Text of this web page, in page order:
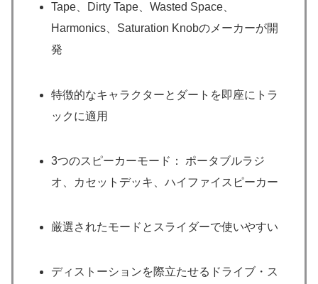
Tape、Dirty Tape、Wasted Space、
Harmonics、Saturation Knobのメーカーが開
発
特徴的なキャラクターとダートを即座にトラ
ックに適用
3つのスピーカーモード： ポータブルラジ
オ、カセットデッキ、ハイファイスピーカー
厳選されたモードとスライダーで使いやすい
ディストーションを際立たせるドライブ・ス